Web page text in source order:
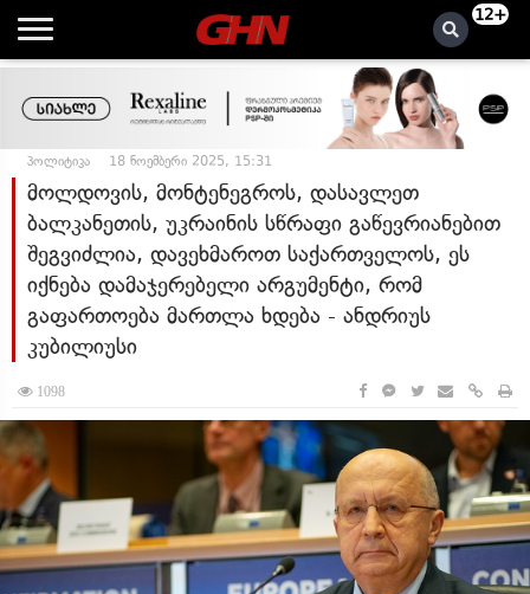
12+
პოლიტიკა 18 ნოემბერი 2025, 15:31
მოლდოვის, მონტენეგროს, დასავლეთ
ბალკანეთის, უკრაინის სწრაფი გაწევრიანებით
შეგვიძლია, დავეხმაროთ საქართველოს, ეს
იქნება დამაჯერებელი არგუმენტი, რომ
გაფართოება მართლა ხდება - ანდრიუს
კუბილიუსი
1098